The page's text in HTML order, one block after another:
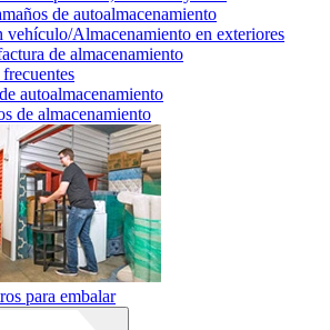
de autoalmacenamiento
vehículo/Almacenamiento en exteriores
de almacenamiento
autoalmacenamiento
de almacenamiento
para embalar